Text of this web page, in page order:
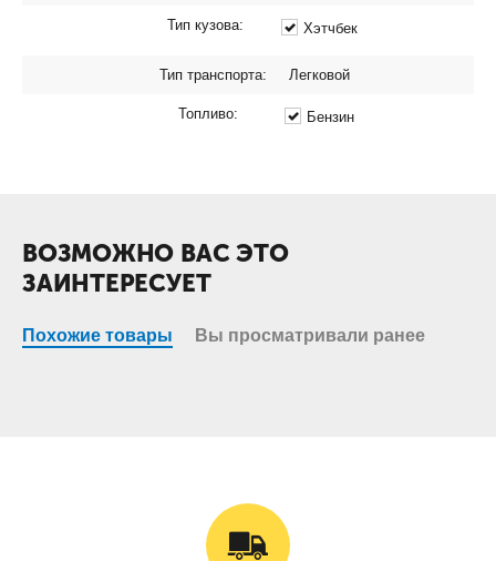
Тип кузова: Хэтчбек
Тип транспорта: Легковой
Топливо: Бензин
ВОЗМОЖНО ВАС ЭТО
ЗАИНТЕРЕСУЕТ
Похожие товары Вы просматривали ранее